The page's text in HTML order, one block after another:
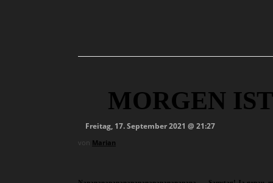
MORGEN
Freitag, 17. September 2021 @ 21:27
von Marian